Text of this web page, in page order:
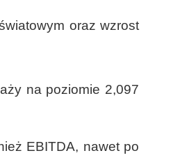
oraz wzrost
na poziomie 2,097
EBITDA, nawet po